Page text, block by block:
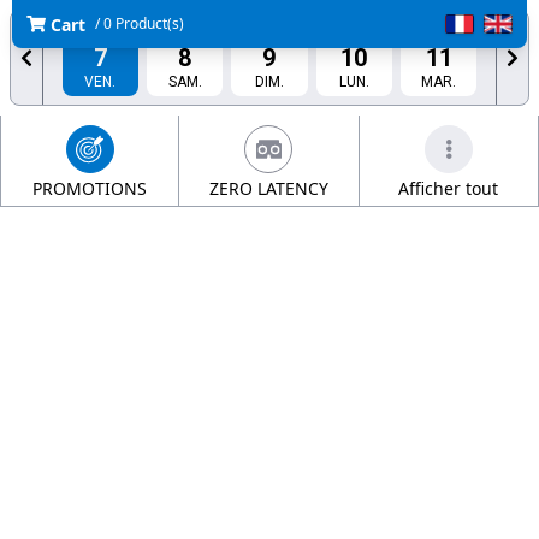
Cart / 0 Product(s)
AOÛT
7
VEN.
AOÛT
8
SAM.
9
DIM.
10
LUN.
AOÛT
11
MAR.
AOÛT
12
MER.
PROMOTIONS ZERO LATENCY Afficher tout